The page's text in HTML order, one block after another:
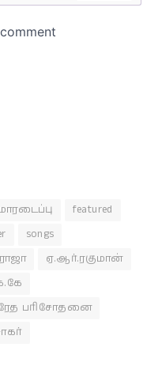
featured
songs
ஏ.ஆர்.ரகுமான்
பரிசோதனை